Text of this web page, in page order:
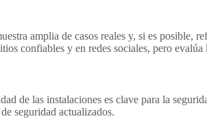
amplia de casos reales y, si es posible,
confiables y en redes sociales, pero
de las instalaciones es clave para la
seguridad actualizados.